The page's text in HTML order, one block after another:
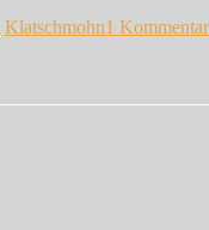
Klatschmohn1 Kommentar